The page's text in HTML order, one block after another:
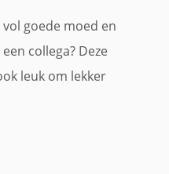
goede moed en
collega? Deze
leuk om lekker